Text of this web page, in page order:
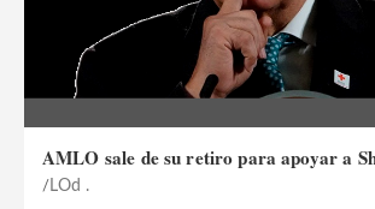
AMLO sale de su retiro para apoyar a
LOd .